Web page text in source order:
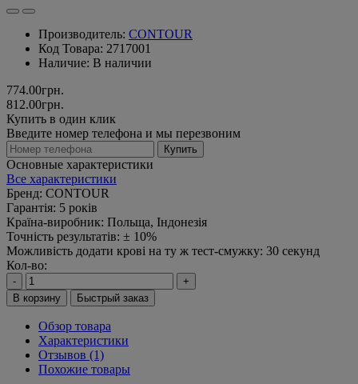
Производитель: CONTOUR
Код Товара: 2717001
Наличие: В наличии
774.00грн.
812.00грн.
Купить в один клик
Введите номер телефона и мы перезвоним
Купить
Основные характеристики
Все характеристики
Бренд: CONTOUR
Гарантія: 5 років
Країна-виробник: Польща, Індонезія
Точність результатів: ± 10%
Можливість додати крові на ту ж тест-смужку: 30 секунд
Кол-во:
-
+
В корзину
Быстрый заказ
Обзор товара
Характеристики
Отзывов (1)
Похожие товары